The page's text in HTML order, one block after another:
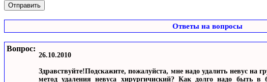
Ответы на вопросы
Вопрос:
26.10.2010
Здравствуйте!Подскажите, пожалуйста, мне надо удалить невус на
метод удаления невуса хирургичиский? Как долго надо быть